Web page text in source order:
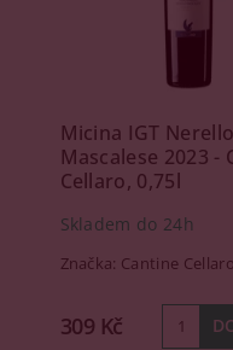
Micina IGT Nerello
Mascalese 2023 -
Cellaro, 0,75l
Skladem do 24h
Značka: Cantine Cellaro
309 Kč